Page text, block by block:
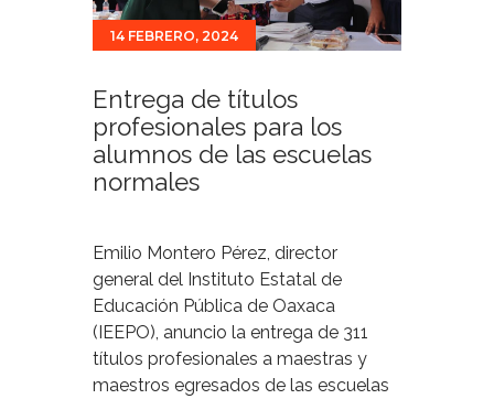
Para ti
Contacto
14 FEBRERO, 2024
Entrega de títulos
profesionales para los
alumnos de las escuelas
normales
Emilio Montero Pérez, director
general del Instituto Estatal de
Educación Pública de Oaxaca
(IEEPO), anuncio la entrega de 311
títulos profesionales a maestras y
maestros egresados de las escuelas